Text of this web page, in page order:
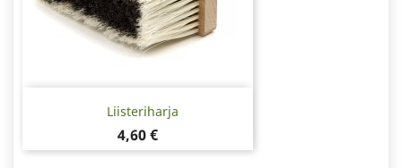
Liisteriharja
Hinta
4,60 €